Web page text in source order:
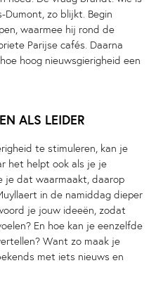
Dumont, zo blijkt. Begin
waarmee hij rond de
Parijse cafés. Daarna
hoog nieuwsgierigheid een
ALS LEIDER
te stimuleren, kan je
het helpt ook als je je
je dat waarmaakt, daarop
in de namiddag dieper
je jouw ideeën, zodat
En hoe kan je eenzelfde
Want zo maak je
met iets nieuws en